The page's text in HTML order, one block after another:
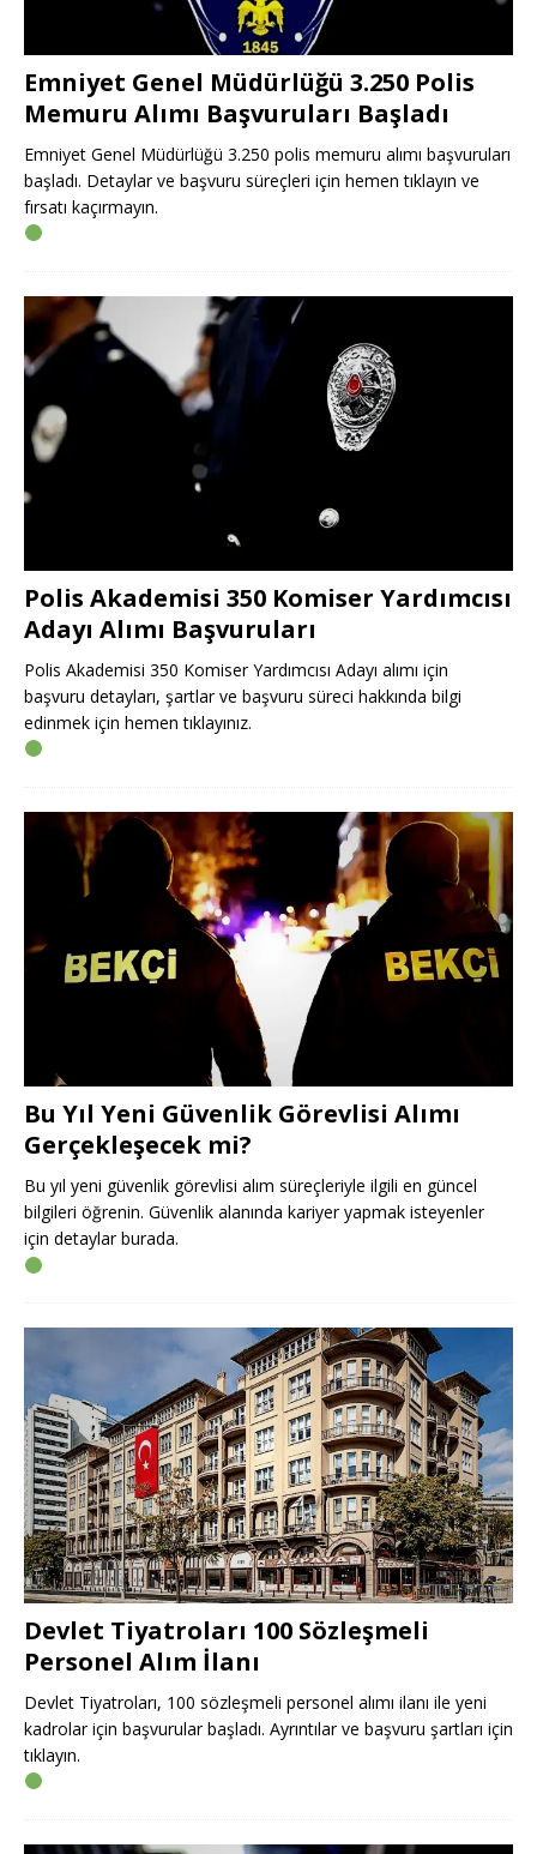
Emniyet Genel Müdürlüğü 3.250 Polis
Memuru Alımı Başvuruları Başladı
Emniyet Genel Müdürlüğü 3.250 polis memuru alımı başvuruları
başladı. Detaylar ve başvuru süreçleri için hemen tıklayın ve
fırsatı kaçırmayın.
Polis Akademisi 350 Komiser Yardımcısı
Adayı Alımı Başvuruları
Polis Akademisi 350 Komiser Yardımcısı Adayı alımı için
başvuru detayları, şartlar ve başvuru süreci hakkında bilgi
edinmek için hemen tıklayınız.
Bu Yıl Yeni Güvenlik Görevlisi Alımı
Gerçekleşecek mi?
Bu yıl yeni güvenlik görevlisi alım süreçleriyle ilgili en güncel
bilgileri öğrenin. Güvenlik alanında kariyer yapmak isteyenler
için detaylar burada.
Devlet Tiyatroları 100 Sözleşmeli
Personel Alım İlanı
Devlet Tiyatroları, 100 sözleşmeli personel alımı ilanı ile yeni
kadrolar için başvurular başladı. Ayrıntılar ve başvuru şartları için
tıklayın.